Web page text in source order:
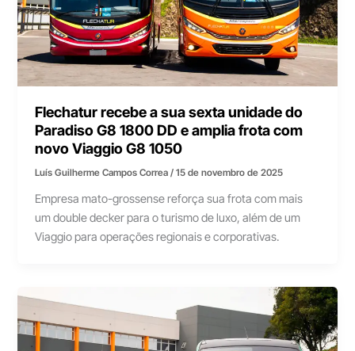
Flechatur recebe a sua sexta unidade do
Paradiso G8 1800 DD e amplia frota com
novo Viaggio G8 1050
Luís Guilherme Campos Correa/15 de novembro de 2025
Empresa mato-grossense reforça sua frota com mais
um double decker para o turismo de luxo, além de um
Viaggio para operações regionais e corporativas.